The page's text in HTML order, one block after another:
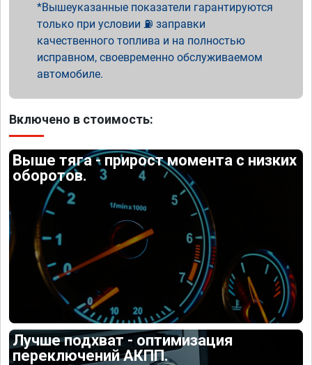
Вышеуказанные показатели гарантируются
только при условии ⛽ заправки
качественного топлива и на полностью
исправном, своевременно обслуживаемом
автомобиле.
Включено в стоимость:
Выше тяга - прирост момента с низких
оборотов.
Лучше подхват - оптимизация
переключений АКПП.